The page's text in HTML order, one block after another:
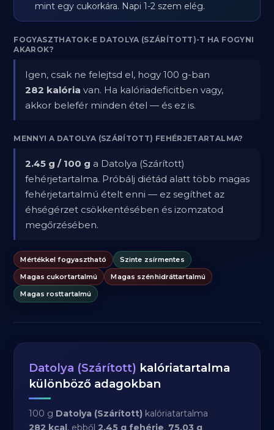
mint egy cukorkára. Napi 1-2 szem elég.
FOGYASZTHATOK-E DATOLYA (SZÁRÍTOTT)-T HA FOGYNI
AKAROK?
Igen, csak ne felejtsd el, hogy 100 g-ban
282 kalória van. Ha kalóriadeficitben vagy,
akkor belefér minden étel — és ez is.
MENNYI A DATOLYA (SZÁRÍTOTT) FEHÉRJETARTALMA?
2.45 g / 100 g a Datolya (Szárított)
fehérjetartalma. Próbálj diétád alatt több magas
fehérjetartalmú ételt enni — ez segíthet az
éhségérzet csökkentésében és izomzatod
megőrzésében.
Mértékkel fogyasztható
Szinte zsírmentes
Magas cukortartalmú
Magas szénhidráttartalmú
Magas rosttartalmú
Datolya (Szárított) kalóriatartalma
különböző adagokban
100 g Datolya (Szárított) kalóriatartalma
282 kcal, ebből2.45 g fehérje, 75.03 g